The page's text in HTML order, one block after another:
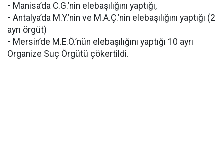
- Manisa’da C.G.’nin elebaşılığını yaptığı,
- Antalya’da M.Y.’nin ve M.A.Ç.’nin elebaşılığını yaptığı (2
ayrı örgüt)
- Mersin’de M.E.Ö.’nün elebaşılığını yaptığı 10 ayrı
Organize Suç Örgütü çökertildi.